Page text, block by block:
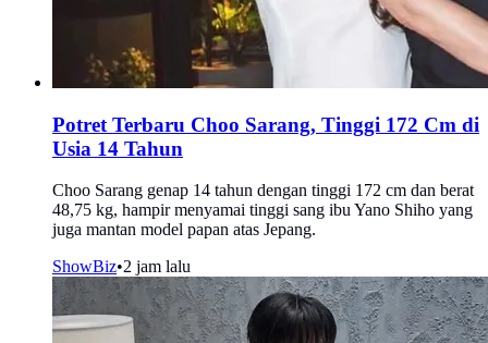
Potret Terbaru Choo Sarang, Tinggi 172 Cm di
Usia 14 Tahun
Choo Sarang genap 14 tahun dengan tinggi 172 cm dan berat
48,75 kg, hampir menyamai tinggi sang ibu Yano Shiho yang
juga mantan model papan atas Jepang.
ShowBiz•2 jam lalu